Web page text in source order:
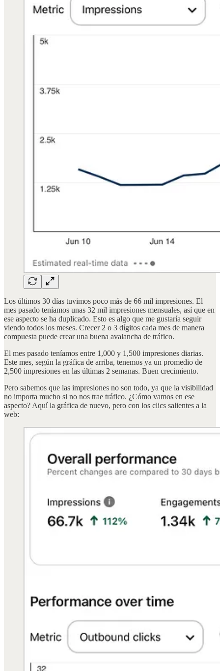
Los últimos 30 días tuvimos poco más de 66 mil impresiones. El
mes pasado teníamos unas 32 mil impresiones mensuales, así que en
ese aspecto se ha duplicado. Esto es algo que me gustaría seguir
viendo todos los meses. Crecer 2 o 3 dígitos cada mes de manera
compuesta puede crear una buena avalancha de tráfico.
El mes pasado teníamos entre 1,000 y 1,500 impresiones diarias.
Este mes, según la gráfica de arriba, tenemos ya un promedio de
2,500 impresiones en las últimas 2 semanas. Buen crecimiento.
Pero sabemos que las impresiones no son todo, ya que la visibilidad
no importa mucho si no nos trae tráfico. ¿Cómo vamos en ese
aspecto? Aquí la gráfica de nuevo, pero con los clics salientes a la
web: